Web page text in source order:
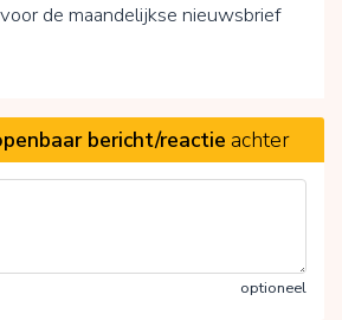
de maandelijkse nieuwsbrief
bericht/reactie achter
optioneel